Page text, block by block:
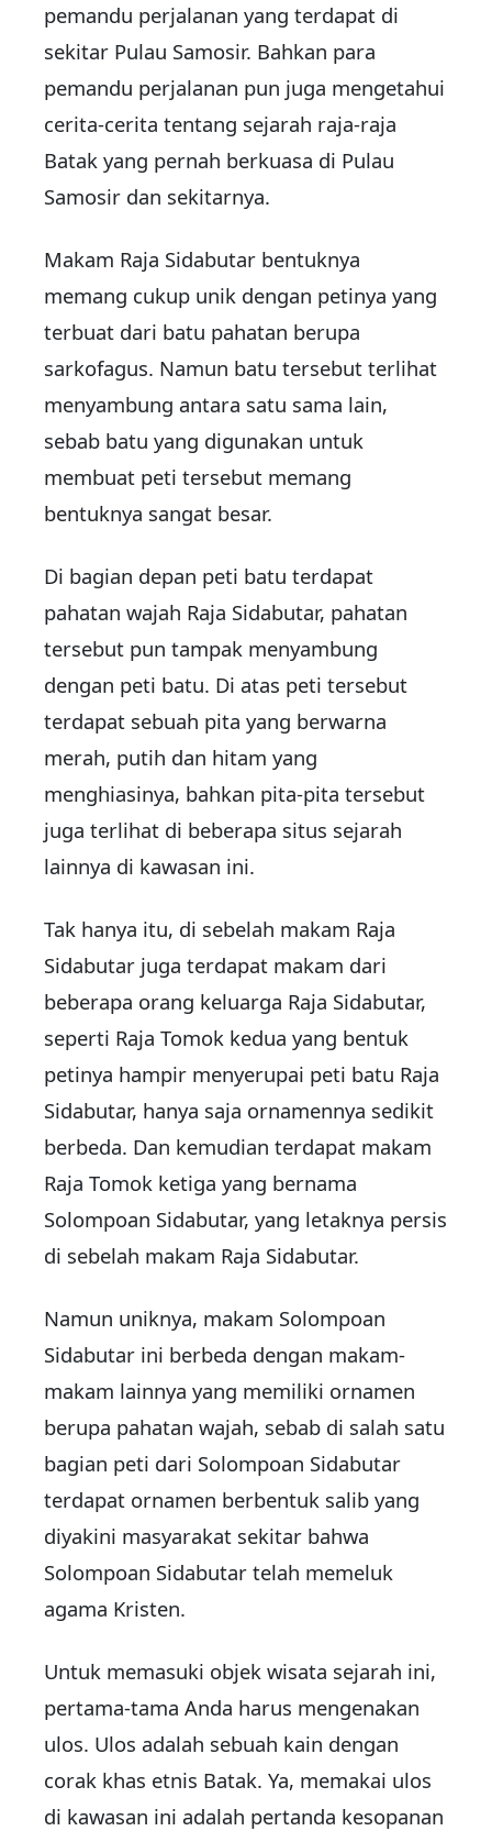
pemandu perjalanan yang terdapat di
sekitar Pulau Samosir. Bahkan para
pemandu perjalanan pun juga mengetahui
cerita-cerita tentang sejarah raja-raja
Batak yang pernah berkuasa di Pulau
Samosir dan sekitarnya.
Makam Raja Sidabutar bentuknya
memang cukup unik dengan petinya yang
terbuat dari batu pahatan berupa
sarkofagus. Namun batu tersebut terlihat
menyambung antara satu sama lain,
sebab batu yang digunakan untuk
membuat peti tersebut memang
bentuknya sangat besar.
Di bagian depan peti batu terdapat
pahatan wajah Raja Sidabutar, pahatan
tersebut pun tampak menyambung
dengan peti batu. Di atas peti tersebut
terdapat sebuah pita yang berwarna
merah, putih dan hitam yang
menghiasinya, bahkan pita-pita tersebut
juga terlihat di beberapa situs sejarah
lainnya di kawasan ini.
Tak hanya itu, di sebelah makam Raja
Sidabutar juga terdapat makam dari
beberapa orang keluarga Raja Sidabutar,
seperti Raja Tomok kedua yang bentuk
petinya hampir menyerupai peti batu Raja
Sidabutar, hanya saja ornamennya sedikit
berbeda. Dan kemudian terdapat makam
Raja Tomok ketiga yang bernama
Solompoan Sidabutar, yang letaknya persis
di sebelah makam Raja Sidabutar.
Namun uniknya, makam Solompoan
Sidabutar ini berbeda dengan makam-
makam lainnya yang memiliki ornamen
berupa pahatan wajah, sebab di salah satu
bagian peti dari Solompoan Sidabutar
terdapat ornamen berbentuk salib yang
diyakini masyarakat sekitar bahwa
Solompoan Sidabutar telah memeluk
agama Kristen.
Untuk memasuki objek wisata sejarah ini,
pertama-tama Anda harus mengenakan
ulos. Ulos adalah sebuah kain dengan
corak khas etnis Batak. Ya, memakai ulos
di kawasan ini adalah pertanda kesopanan